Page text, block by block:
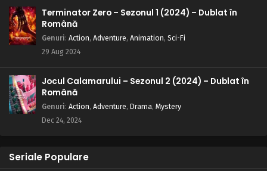
Terminator Zero – Sezonul 1 (2024) – Dublat în
Română
Genuri: Action, Adventure, Animation, Sci-Fi
29 Aug 2024
Jocul Calamarului – Sezonul 2 (2024) – Dublat în
Română
Genuri: Action, Adventure, Drama, Mystery
Dec 24, 2024
Seriale Populare